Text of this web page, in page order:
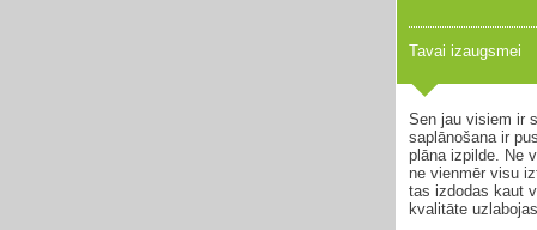
Tavai izaugsmei
Sen jau visiem ir
saplānošana ir
plāna izpilde. Ne
ne vienmēr visu
tas izdodas kaut
kvalitāte